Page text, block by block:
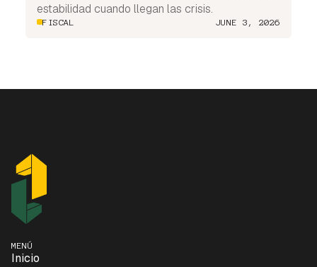
estabilidad cuando llegan las crisis.
FISCAL JUNE 3, 2026
MENÚ
Inicio